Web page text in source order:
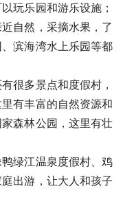
玩乐园和游乐设施；
自然，采摘水果，了
滨海湾水上乐园等都
很多景点和度假村，
有丰富的自然资源和
森林公园，这里有壮
绿江温泉度假村、鸡
出游，让大人和孩子